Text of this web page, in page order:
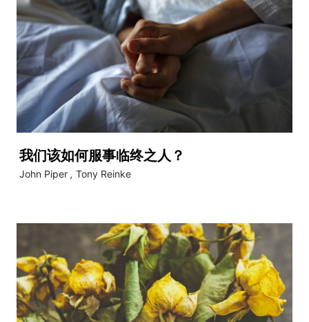
我们该如何服事临终之人？
John Piper , Tony Reinke